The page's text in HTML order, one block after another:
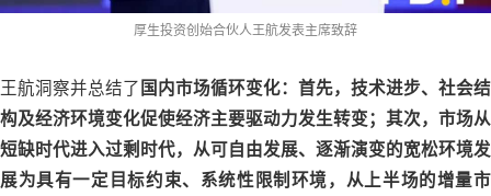
厚生投资创始合伙人王航发表主席致辞
王航洞察并总结了国内市场循环变化：首先，技术进步、社会结
构及经济环境变化促使经济主要驱动力发生转变；其次，市场从
短缺时代进入过剩时代，从可自由发展、逐渐演变的宽松环境发
展为具有一定目标约束、系统性限制环境，从上半场的增量市